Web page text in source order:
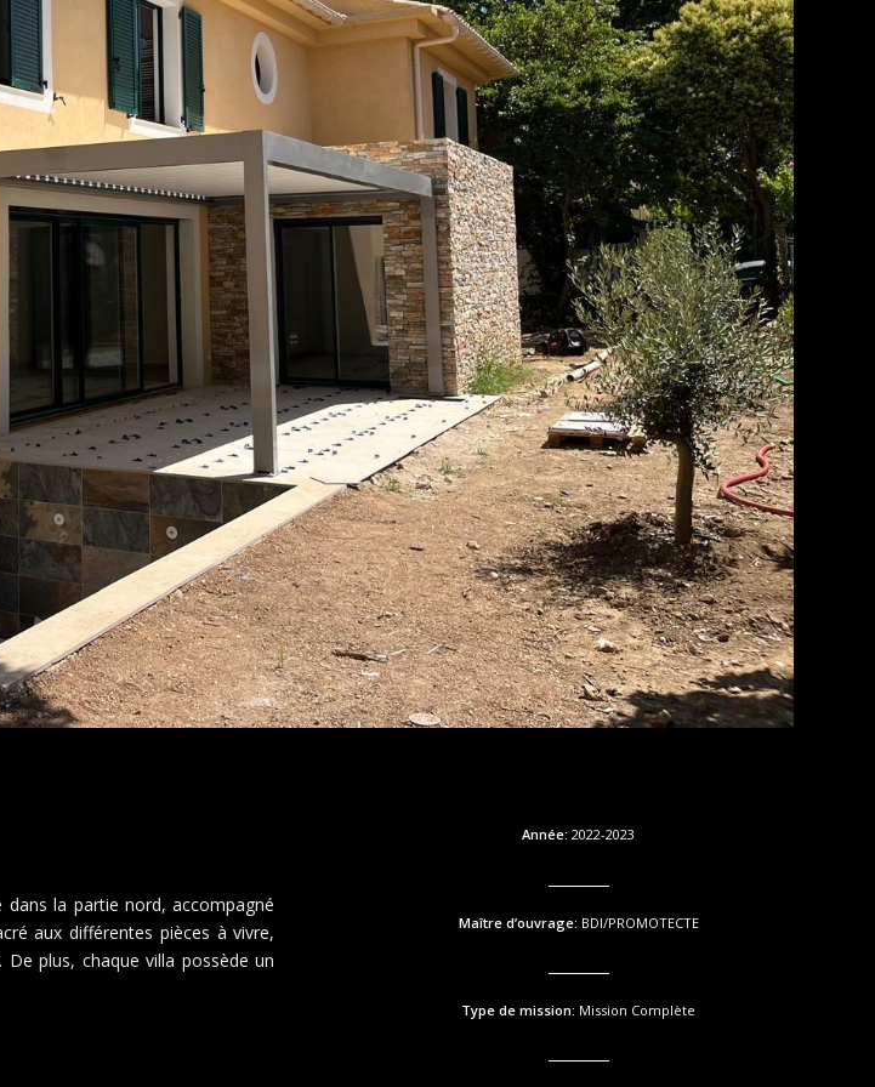
la partie nord, accompagné
aux différentes pièces à vivre,
De plus, chaque villa possède un
Année: 2022-2023
Maître d’ouvrage: BDI/PROMOTECTE
Type de mission: Mission Complète